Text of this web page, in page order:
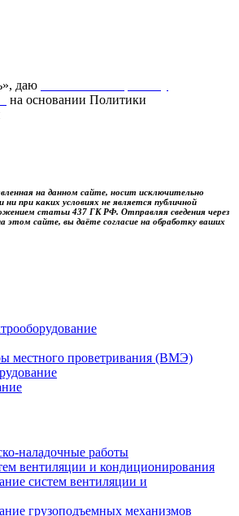
даю
на основании Политики
на данном сайте, носит исключительно
при каких условиях не является публичной
статьи 437 ГК РФ. Отправляя сведения через
этом сайте, вы даёте согласие на обработку ваших
местного проветривания (ВМЭ)
наладочные работы
вентиляции и кондиционирования
систем вентиляции и
грузоподъемных механизмов